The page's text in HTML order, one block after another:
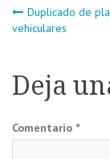
Duplicado de
vehiculares
Deja
Comentario *